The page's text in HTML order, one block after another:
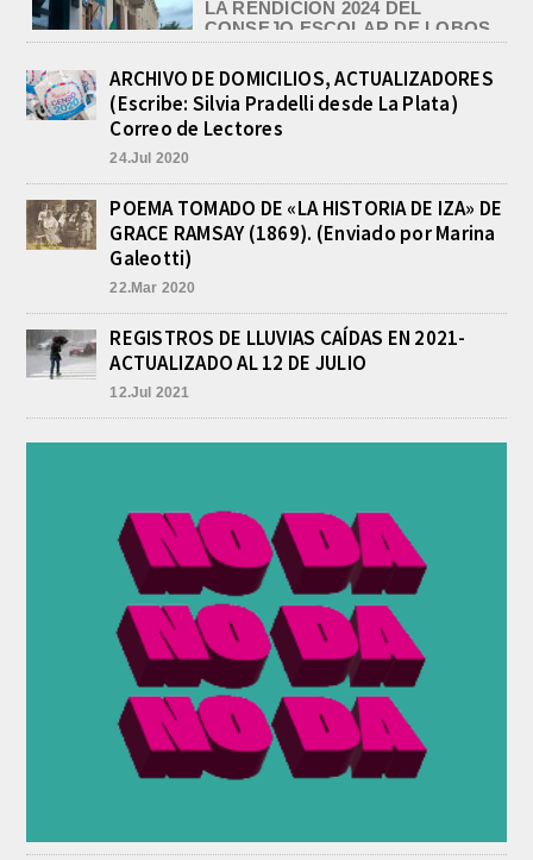
agosto 3, 2026
El Tribunal de Cuentas de la Provincia
la rendición de cuentas
correspondiente al Ejercicio 2024,...
PRE-FEDERAL MASCULINO DE
agosto 6, 2026
Por el torneo Pre-federal de Básquet,
INFORME DE DEFENSA CIVIL
LOBOS, COLABORACION EN LA
par de...
ARCHIVO DE DOMICILIOS, ACTUALIZADORES
(Escribe: Silvia Pradelli desde La Plata)
Correo de Lectores
24.Jul 2020
POEMA TOMADO DE «LA HISTORIA DE IZA» DE
GRACE RAMSAY (1869). (Enviado por Marina
Galeotti)
22.Mar 2020
REGISTROS DE LLUVIAS CAÍDAS EN 2021-
ACTUALIZADO AL 12 DE JULIO
12.Jul 2021